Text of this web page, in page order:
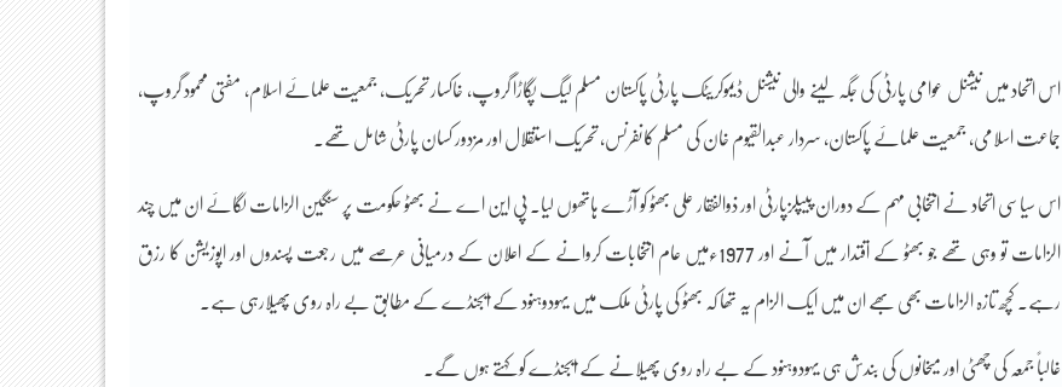
اس اتحاد میں نیشنل عوامی پارٹی کی جگہ لینے والی نیشنل ڈیموکریٹک پارٹی پاکستان مسلم لیگ پگاڑا گروپ، خاکسار تحریک، جمعیت علمائے اسلام، مفتی محمود گروپ،
جماعت اسلامی، جمعیت علمائے پاکستان، سردار عبدالقیوم خان کی مسلم کانفرنس، تحریک استقلال اور مزدور کسان پارٹی شامل تھے۔
اس سیاسی اتحاد نے انتخابی مہم کے دوران پیپلزپارٹی اور ذوالفقار علی بھٹو کو آڑے ہاتھوں لیا۔ پی این اے نے بھٹو حکومت پر سنگین الزامات لگائے ان میں چند
الزامات تو وہی تھے جو بھٹو کے اقتدار میں آنے اور 1977ءمیں عام انتخابات کروانے کے اعلان کے درمیانی عرصے میں رجعت پسندوں اور اپوزیشن کا رزق
رہے۔ کچھ تازہ الزامات بھی بھے ان میں ایک الزام یہ تھا کہ بھٹو کی پارٹی ملک میں یہودوہنود کے ایجنڈے کے مطابق بے راہ روی پھیلارہی ہے۔
غالباً جمعہ کی چھٹی اور میخانوں کی بندش ہی یہودوہنود کے بے راہ روی پھیلانے کے ایجنڈے کو کہتے ہوں گے۔